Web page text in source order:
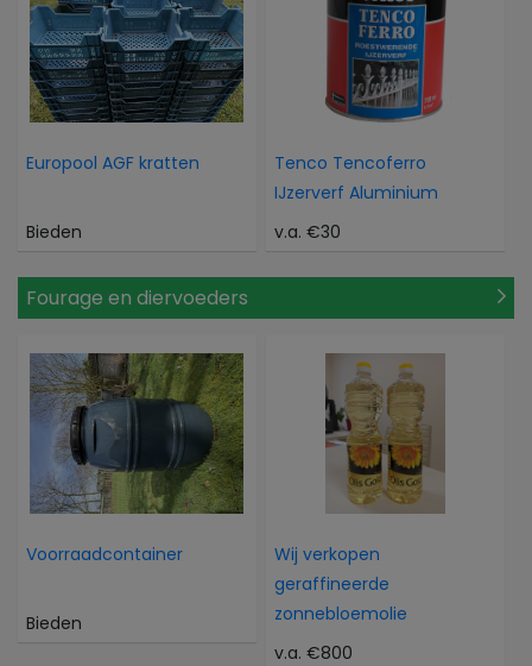
Europool AGF kratten
Bieden
Tenco Tencoferro
IJzerverf Aluminium
v.a. €30
Fourage en diervoeders
Voorraadcontainer
Bieden
Wij verkopen
geraffineerde
zonnebloemolie
v.a. €800